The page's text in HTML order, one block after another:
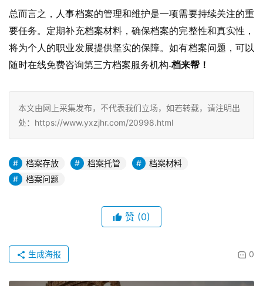
总而言之，人事档案的管理和维护是一项需要持续关注的重
要任务。定期补充档案材料，确保档案的完整性和真实性，
将为个人的职业发展提供坚实的保障。如有档案问题，可以
随时在线免费咨询第三方档案服务机构-档来帮！
本文由网上采集发布，不代表我们立场，如若转载，请注明出
处：https://www.yxzjhr.com/20998.html
档案存放 档案托管
档案材料
档案问题
赞 (0)
0
生成海报